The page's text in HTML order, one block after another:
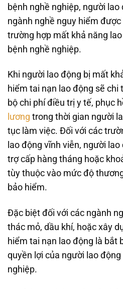
bệnh nghề nghiệp, người
ngành nghề nguy hiểm
trường hợp mất khả năng
bệnh nghề nghiệp.
Khi người lao động bị mất
hiểm tai nạn lao động sẽ chi
bộ chi phí điều trị y tế, phục
lương trong thời gian người
tục làm việc. Đối với các
lao động vĩnh viễn, người
trợ cấp hàng tháng hoặc
tùy thuộc vào mức độ
bảo hiểm.
Đặc biệt đối với các ngành
thác mỏ, dầu khí, hoặc xây
hiểm tai nạn lao động là bắt
quyền lợi của người lao
nghiệp.